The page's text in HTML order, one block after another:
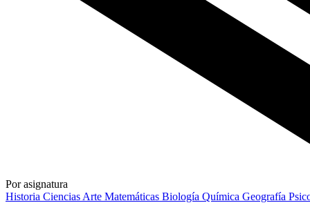
Por asignatura
Historia Ciencias Arte Matemáticas Biología Química Geografía